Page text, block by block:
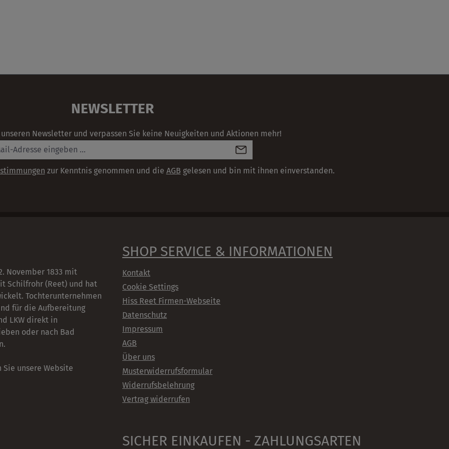
NEWSLETTER
Newsletter und verpassen Sie keine Neuigkeiten und Aktionen mehr!
zur Kenntnis genommen und die AGB gelesen und bin mit ihnen einverstanden.
November 1833 mit
Schilfrohr (Reet) und hat
Tochterunternehmen
für die Aufbereitung
LKW direkt in
oder nach Bad
unsere Website
SHOP SERVICE & INFORMATIONEN
Kontakt
Cookie Settings
Hiss Reet Firmen-Webseite
Datenschutz
Impressum
AGB
Über uns
Musterwiderrufsformular
Widerrufsbelehrung
Vertrag widerrufen
SICHER EINKAUFEN - ZAHLUNGSARTEN